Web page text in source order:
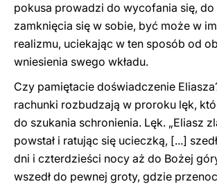
pokusa prowadzi do wycofania się, do
zamknięcia się w sobie, być może w
realizmu, uciekając w ten sposób od
wniesienia swego wkładu.
Czy pamiętacie doświadczenie
rachunki rozbudzają w proroku lęk,
do szukania schronienia. Lęk. „Eliasz
powstał i ratując się ucieczką, [...]
dni i czterdzieści nocy aż do Bożej
wszedł do pewnej groty, gdzie